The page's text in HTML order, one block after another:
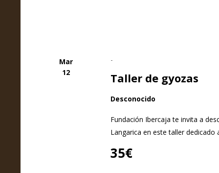
Mar
12
Taller de gyozas
-
Desconocido
Fundación Ibercaja te invita a
Langarica en este taller dedicado
35€